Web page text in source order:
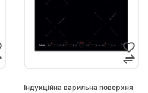
Індукційна варильна поверхня